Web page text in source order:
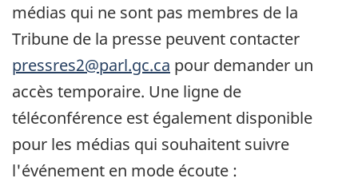
médias qui ne sont pas membres de la
Tribune de la presse peuvent contacter
pressres2@parl.gc.ca pour demander un
accès temporaire. Une ligne de
téléconférence est également disponible
pour les médias qui souhaitent suivre
l'événement en mode écoute :